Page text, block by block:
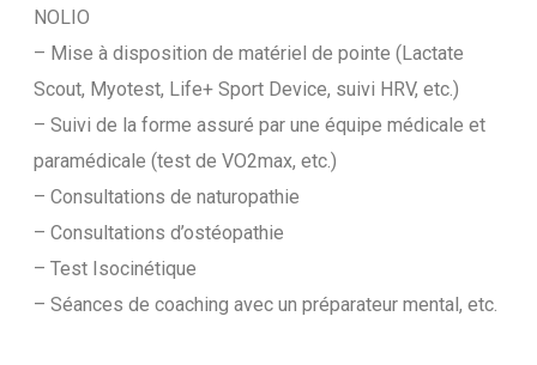
NOLIO
– Mise à disposition de matériel de pointe (Lactate
Scout, Myotest, Life+ Sport Device, suivi HRV, etc.)
– Suivi de la forme assuré par une équipe médicale et
paramédicale (test de VO2max, etc.)
– Consultations de naturopathie
– Consultations d’ostéopathie
– Test Isocinétique
– Séances de coaching avec un préparateur mental, etc.